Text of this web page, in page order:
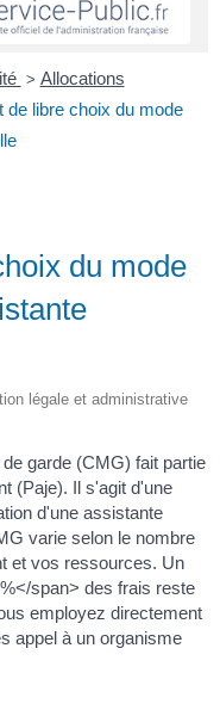
> Allocations
de libre choix du mode
du mode
légale et administrative
garde (CMG) fait partie
(Paje). Il s'agit d'une
d'une assistante
varie selon le nombre
et vos ressources. Un
span> des frais reste
employez directement
appel à un organisme